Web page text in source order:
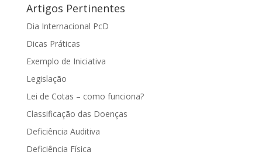
Artigos Pertinentes
Dia Internacional PcD
Dicas Práticas
Exemplo de Iniciativa
Legislação
Lei de Cotas – como funciona?
Classificação das Doenças
Deficiência Auditiva
Deficiência Física